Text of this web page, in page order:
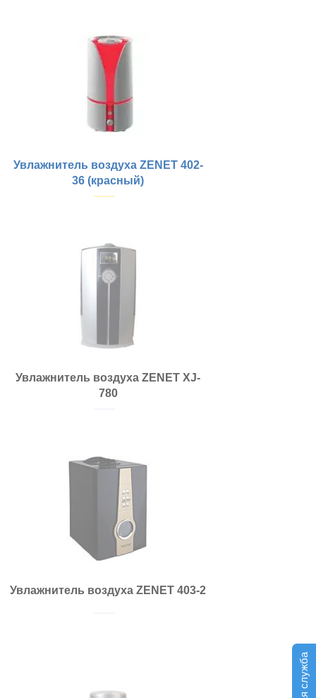
Увлажнитель воздуха ZENET 402-
36 (красный)
Увлажнитель воздуха ZENET XJ-
780
Увлажнитель воздуха ZENET 403-2